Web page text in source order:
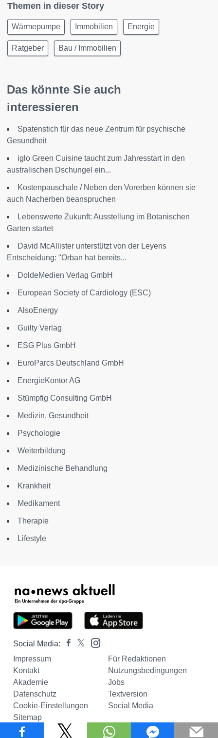
Themen in dieser Story
Wärmepumpe Immobilien Energie
Ratgeber Bau / Immobilien
Das könnte Sie auch
interessieren
Spatenstich für das neue Zentrum für psychische
Gesundheit
iglo Green Cuisine taucht zum Jahresstart in den
australischen Dschungel ein...
Kostenpauschale / Neben den Vorerben können sie
auch Nacherben beanspruchen
Lebenswerte Zukunft: Ausstellung im Botanischen
Garten startet
David McAllister unterstützt von der Leyens
Entscheidung: "Orban hat bereits...
DoldeMedien Verlag GmbH
European Society of Cardiology (ESC)
AlsoEnergy
Guilty Verlag
ESG Plus GmbH
EuroParcs Deutschland GmbH
EnergieKontor AG
Stümpfig Consulting GmbH
Medizin, Gesundheit
Psychologie
Weiterbildung
Medizinische Behandlung
Krankheit
Medikament
Therapie
Lifestyle
Social Media:
Impressum
Für Redaktionen
Kontakt
Nutzungsbedingungen
Akademie
Jobs
Datenschutz
Textversion
Cookie-Einstellungen
Social Media
Sitemap